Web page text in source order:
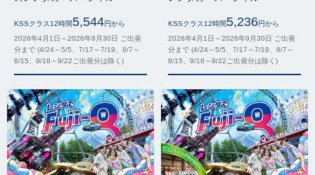
KSSクラス12時間5,544円から
2026年4月1日～2026年9月30日 ご出発
分まで (4/24～5/5、7/17～7/19、8/7～
8/15、9/18～9/22ご出発分は除く)
KSSクラス12時間5,236円から
2026年4月1日～2026年9月30日 ご出発
分まで (4/24～5/5、7/17～7/19、8/7～
8/15、9/18～9/22ご出発分は除く)